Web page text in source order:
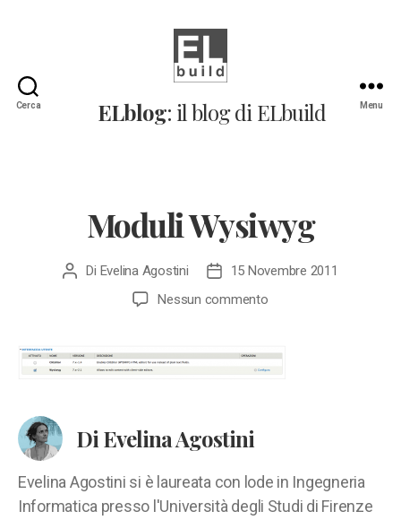
Cerca
Il
blog
ELblog: il blog di ELbuild Menu
Moduli Wysiwyg
Autore
Di Evelina Agostini
Data
dell'articolo
15 Novembre 2011
Nessun commentosu
Di Evelina Agostini
Evelina Agostini si è laureata con lode in Ingegneria
Informatica presso l'Università degli Studi di Firenze